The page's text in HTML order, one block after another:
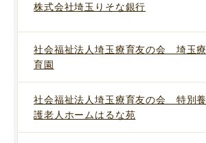
株式会社埼玉りそな銀行
社会福祉法人埼玉療育友の会 埼玉療
育園
社会福祉法人埼玉療育友の会 特別養
護老人ホームはるな苑